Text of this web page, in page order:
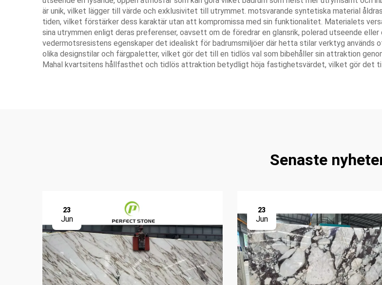
är unik, vilket lägger till värde och exklusivitet till utrymmet. motsvarande syntetiska material
tiden, vilket förstärker dess karaktär utan att kompromissa med sin funktionalitet. Materialets
sina utrymmen enligt deras preferenser, oavsett om de föredrar en glansrik, polerad utseende
vedermotsresistens egenskaper det idealiskt för badrumsmiljöer där hetta stilar verktyg
olika designstilar och färgpaletter, vilket gör det till en tidlös val som bibehåller sin attraktion
Mahal kvartsitens hållfasthet och tidlös attraktion betydligt höja fastighetsvärdet, vilket gör det
Senaste
23
Jun
23
Jun